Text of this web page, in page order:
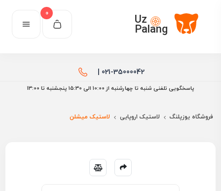
Uz
Palang
0
021-35000042 |
پاسخگویی تلفنی شنبه تا چهارشنبه از 10:00 الی ۱۵:30 پنجشنبه تا 13:00
فروشگاه یوزپلنگ لاستیک اروپایی لاستیک میشلن